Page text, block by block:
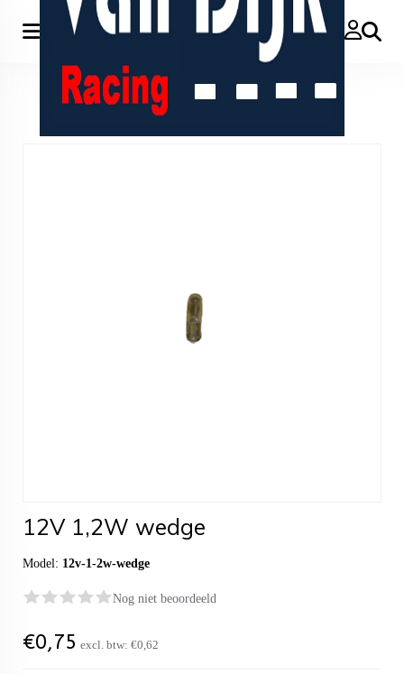
Zoeken
12V 1,2W wedge
12V 1,2W wedge
Model: 12v-1-2w-wedge
Nog niet beoordeeld
€0,75 excl. btw: €0,62